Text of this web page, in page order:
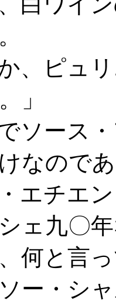
、ピュ
」
ソース
なので
エチエ
ェ九〇
何と言
ー・シ